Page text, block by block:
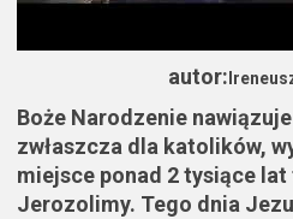
autor:
Boże Narodzenie
zwłaszcza dla katolików,
miejsce ponad 2 tysiące
Jerozolimy. Tego dnia